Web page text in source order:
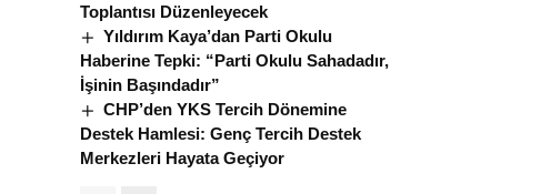
Toplantısı Düzenleyecek
Yıldırım Kaya’dan Parti Okulu
Haberine Tepki: “Parti Okulu Sahadadır,
İşinin Başındadır”
CHP’den YKS Tercih Dönemine
Destek Hamlesi: Genç Tercih Destek
Merkezleri Hayata Geçiyor